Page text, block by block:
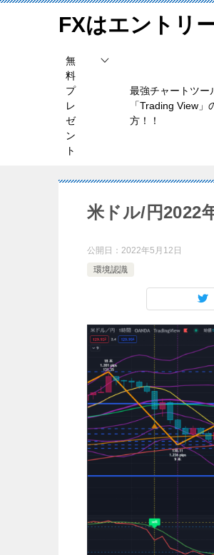
FXはエントリ
無
料
プ
レ
ゼ
ン
ト
最強チャートツー
「Trading View」
方！！
米ドル/円2022
公開日： 2022年5月12日
環境認識